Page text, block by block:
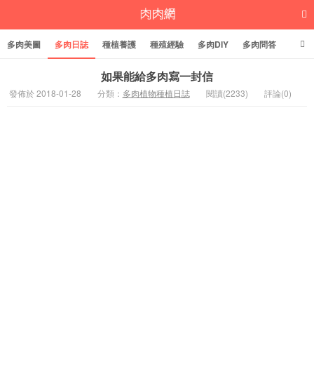
多肉美圖 多肉日誌 種植養護 種殖經驗 多肉DIY 多肉問答
如果能給多肉寫一封信
發佈於 2018-01-28 分類： 多肉植物種植日誌 閱讀(2233) 評論(0)